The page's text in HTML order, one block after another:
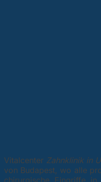
Vitalcenter Zahnklinik in
von Budapest, wo alle
chirurgische Eingriffe